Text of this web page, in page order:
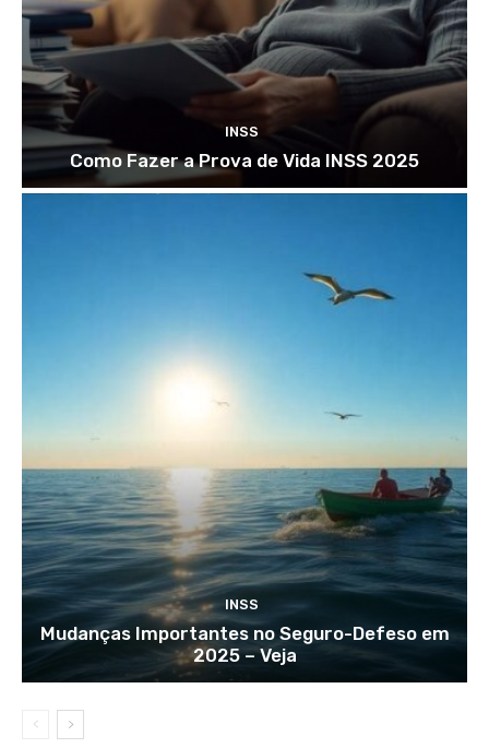
INSS
Como Fazer a Prova de Vida INSS 2025
INSS
Mudanças Importantes no Seguro-Defeso em
2025 – Veja